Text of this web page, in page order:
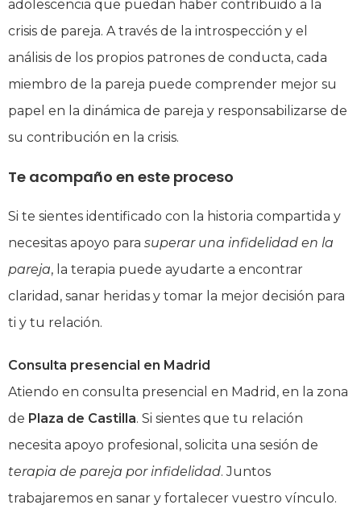
adolescencia que puedan haber contribuido a la
crisis de pareja. A través de la introspección y el
análisis de los propios patrones de conducta, cada
miembro de la pareja puede comprender mejor su
papel en la dinámica de pareja y responsabilizarse de
su contribución en la crisis.
Te acompaño en este proceso
Si te sientes identificado con la historia compartida y
necesitas apoyo para superar una infidelidad en la
pareja, la terapia puede ayudarte a encontrar
claridad, sanar heridas y tomar la mejor decisión para
ti y tu relación.
Consulta presencial en Madrid
Atiendo en consulta presencial en Madrid, en la zona
de Plaza de Castilla. Si sientes que tu relación
necesita apoyo profesional, solicita una sesión de
terapia de pareja por infidelidad. Juntos
trabajaremos en sanar y fortalecer vuestro vínculo.